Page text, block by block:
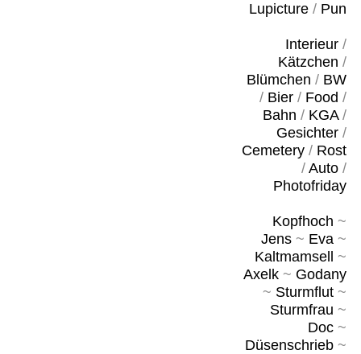
Lupicture/ Pun
Interieur/
Kätzchen /
Blümchen / BW
/ Bier/ Food /
Bahn / KGA/
Gesichter/
Cemetery/ Rost
/ Auto/
Photofriday
Kopfhoch ~
Jens~ Eva~
Kaltmamsell
~
Axelk~ Godany
~ Sturmflut~
Sturmfrau ~
Doc~
Düsenschrieb~